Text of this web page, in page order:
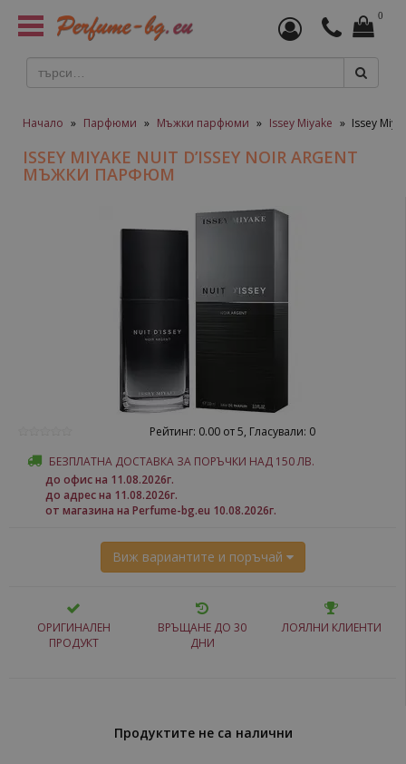
Toggle
navigation
0
Начало » Парфюми » Мъжки парфюми » Issey Miyake » Issey
ISSEY MIYAKE NUIT D’ISSEY NOIR ARGENT
МЪЖКИ ПАРФЮМ
Рейтинг: 0.00 от 5, Гласували: 0
БЕЗПЛАТНА ДОСТАВКА ЗА ПОРЪЧКИ НАД 150 ЛВ.
до офис на 11.08.2026г.
до адрес на 11.08.2026г.
от магазина на Perfume-bg.eu 10.08.2026г.
Виж вариантите и поръчай
ОРИГИНАЛЕН
ПРОДУКТ
ВРЪЩАНЕ ДО 30
ДНИ
ЛОЯЛНИ КЛИЕНТИ
Продуктите не са налични